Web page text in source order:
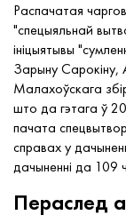
Распачатая
"спецыяльнай
ініцыятывы
Зарыну
Малахоўскага
што да гэтага ў
пачата
справах у
дачыненні да 109
Пераслед